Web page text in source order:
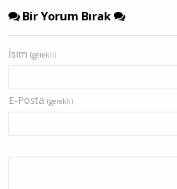
Bir Yorum Bırak
İsim (gerekli)
E-Posta (gerekli)